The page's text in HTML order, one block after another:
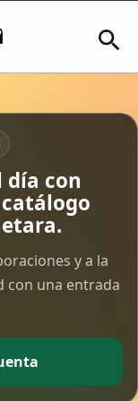
día con
y a la
con una entrada